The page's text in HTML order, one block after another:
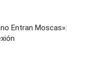
Entran Moscas»: